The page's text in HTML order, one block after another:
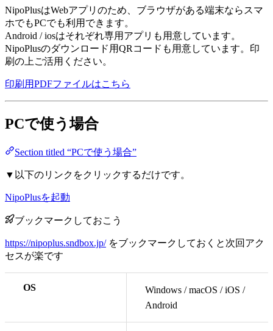
NipoPlusはWebアプリのため、ブラウザがある端末ならスマ
ホでもPCでも利用できます。
Android / iosはそれぞれ専用アプリも用意しています。
NipoPlusのダウンロード用QRコードも用意しています。印
刷の上ご活用ください。
印刷用PDFファイルはこちら
PCで使う場合
Section titled “PCで使う場合”
▼以下のリンクをクリックするだけです。
NipoPlusを起動
ブックマークしておこう
https://nipoplus.sndbox.jp/をブックマークしておくと次回アク
セスが楽です
OS
Windows / macOS / iOS /
Android